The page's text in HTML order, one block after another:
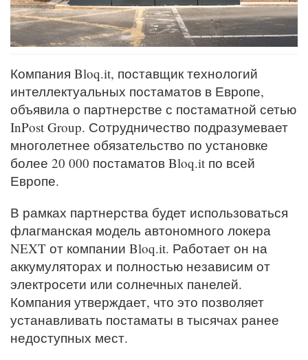
Компания Bloq.it, поставщик технологий
интеллектуальных постаматов в Европе,
объявила о партнерстве с постаматной сетью
InPost Group. Сотрудничество подразумевает
многолетнее обязательство по установке
более 20 000 постаматов Bloq.it по всей
Европе.
В рамках партнерства будет использоваться
флагманская модель автономного локера
NEXT от компании Bloq.it. Работает он на
аккумуляторах и полностью независим от
электросети или солнечных панелей.
Компания утверждает, что это позволяет
устанавливать постаматы в тысячах ранее
недоступных мест.